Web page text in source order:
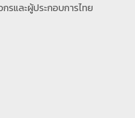
รและผู้ประกอบการไทย